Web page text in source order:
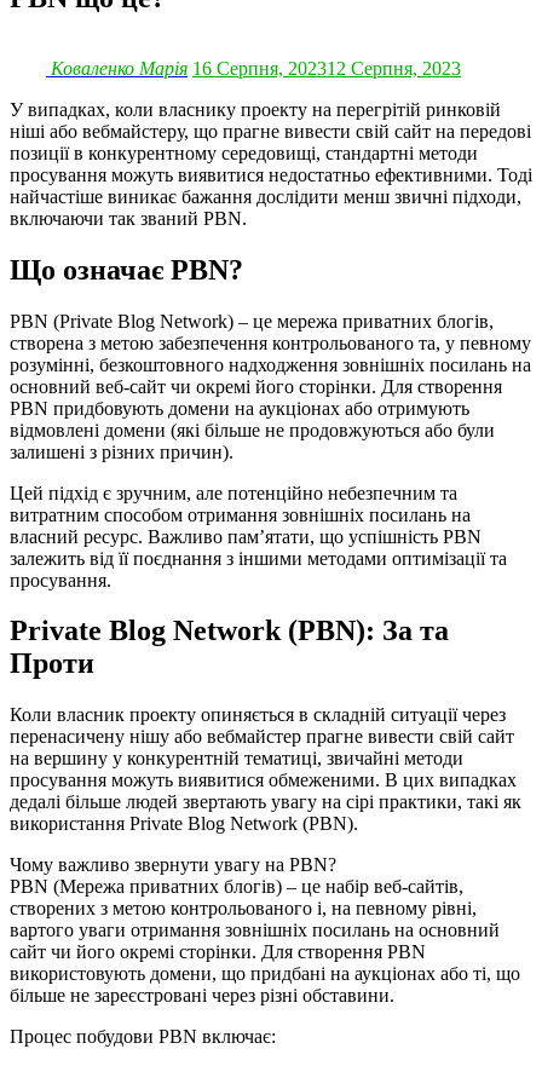
Коваленко Марія 16 Серпня, 202312 Серпня, 2023
У випадках, коли власнику проекту на перегрітій ринковій
ніші або вебмайстеру, що прагне вивести свій сайт на передові
позиції в конкурентному середовищі, стандартні методи
просування можуть виявитися недостатньо ефективними. Тоді
найчастіше виникає бажання дослідити менш звичні підходи,
включаючи так званий PBN.
Що означає PBN?
PBN (Private Blog Network) – це мережа приватних блогів,
створена з метою забезпечення контрольованого та, у певному
розумінні, безкоштовного надходження зовнішніх посилань на
основний веб-сайт чи окремі його сторінки. Для створення
PBN придбовують домени на аукціонах або отримують
відмовлені домени (які більше не продовжуються або були
залишені з різних причин).
Цей підхід є зручним, але потенційно небезпечним та
витратним способом отримання зовнішніх посилань на
власний ресурс. Важливо пам’ятати, що успішність PBN
залежить від її поєднання з іншими методами оптимізації та
просування.
Private Blog Network (PBN): За та
Проти
Коли власник проекту опиняється в складній ситуації через
перенасичену нішу або вебмайстер прагне вивести свій сайт
на вершину у конкурентній тематиці, звичайні методи
просування можуть виявитися обмеженими. В цих випадках
дедалі більше людей звертають увагу на сірі практики, такі як
використання Private Blog Network (PBN).
Чому важливо звернути увагу на PBN?
PBN (Мережа приватних блогів) – це набір веб-сайтів,
створених з метою контрольованого і, на певному рівні,
вартого уваги отримання зовнішніх посилань на основний
сайт чи його окремі сторінки. Для створення PBN
використовують домени, що придбані на аукціонах або ті, що
більше не зареєстровані через різні обставини.
Процес побудови PBN включає: